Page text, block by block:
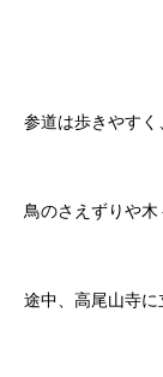
参道は歩きやすく
鳥のさえずりや木
途中、高尾山寺に